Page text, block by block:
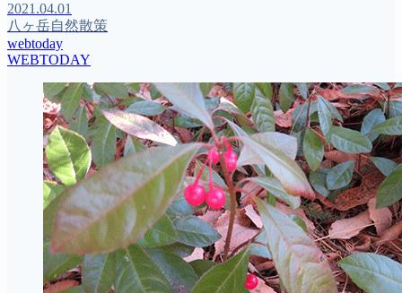
2021.04.01
八ヶ岳自然散策
webtoday
WEBTODAY